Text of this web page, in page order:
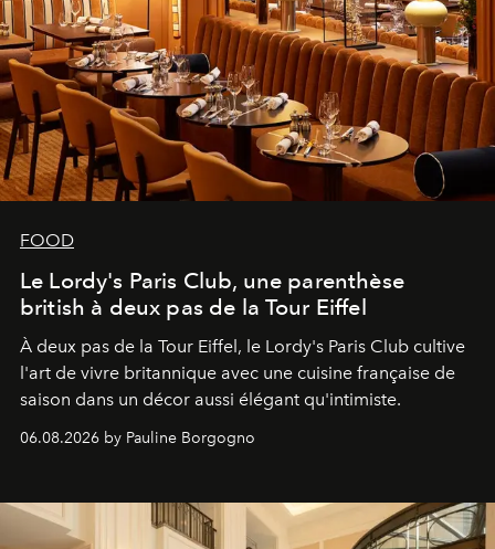
FOOD
Le Lordy's Paris Club, une parenthèse
british à deux pas de la Tour Eiffel
À deux pas de la Tour Eiffel, le Lordy's Paris Club cultive
l'art de vivre britannique avec une cuisine française de
saison dans un décor aussi élégant qu'intimiste.
06.08.2026 by Pauline Borgogno